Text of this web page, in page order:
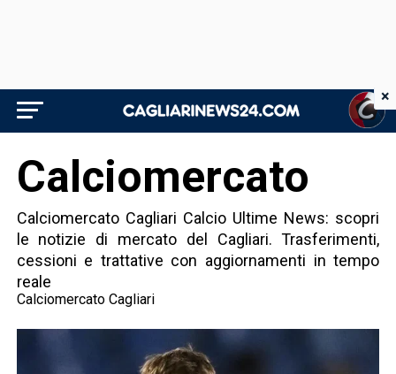
Calciomercato
Calciomercato Cagliari Calcio Ultime News: scopri
le notizie di mercato del Cagliari. Trasferimenti,
cessioni e trattative con aggiornamenti in tempo
reale
Calciomercato Cagliari
×